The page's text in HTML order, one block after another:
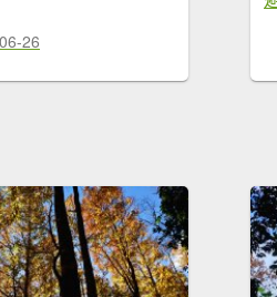
26